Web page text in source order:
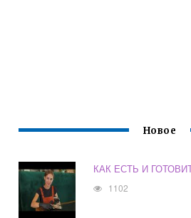
Новое
КАК ЕСТЬ И
1102